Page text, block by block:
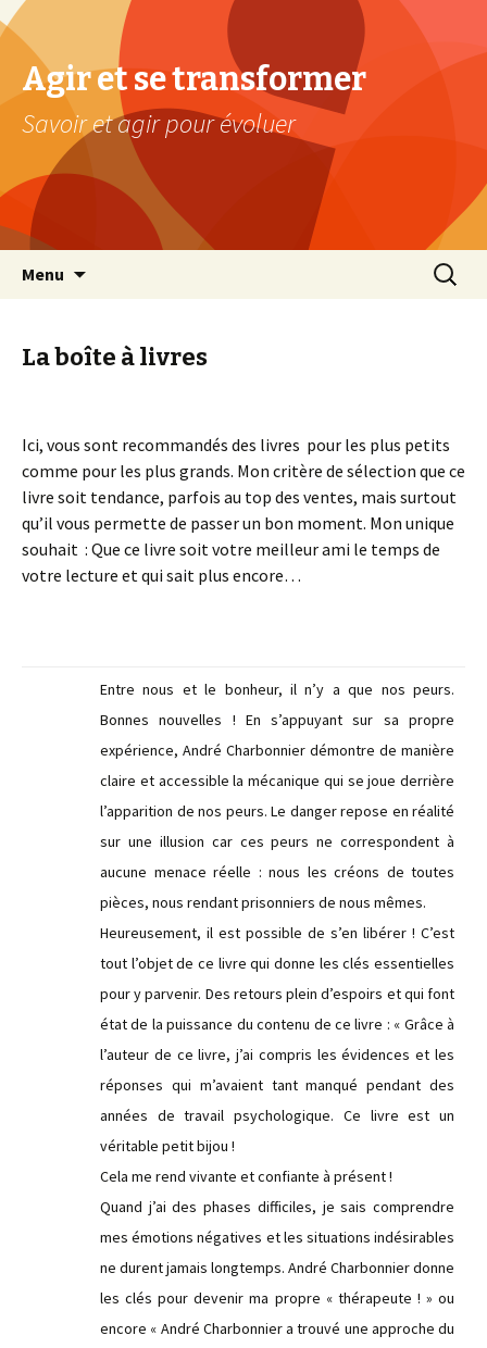
Agir et se transformer
Savoir et agir pour évoluer
Menu
La boîte à livres
Ici, vous sont recommandés des livres pour les plus petits
comme pour les plus grands. Mon critère de sélection que ce
livre soit tendance, parfois au top des ventes, mais surtout
qu’il vous permette de passer un bon moment. Mon unique
souhait : Que ce livre soit votre meilleur ami le temps de
votre lecture et qui sait plus encore…
Entre nous et le bonheur, il n’y a que nos peurs.
Bonnes nouvelles ! En s’appuyant sur sa propre
expérience, André Charbonnier démontre de manière
claire et accessible la mécanique qui se joue derrière
l’apparition de nos peurs. Le danger repose en réalité
sur une illusion car ces peurs ne correspondent à
aucune menace réelle : nous les créons de toutes
pièces, nous rendant prisonniers de nous mêmes.
Heureusement, il est possible de s’en libérer ! C’est
tout l’objet de ce livre qui donne les clés essentielles
pour y parvenir. Des retours plein d’espoirs et qui font
état de la puissance du contenu de ce livre : « Grâce à
l’auteur de ce livre, j’ai compris les évidences et les
réponses qui m’avaient tant manqué pendant des
années de travail psychologique. Ce livre est un
véritable petit bijou !
Cela me rend vivante et confiante à présent !
Quand j’ai des phases difficiles, je sais comprendre
mes émotions négatives et les situations indésirables
ne durent jamais longtemps. André Charbonnier donne
les clés pour devenir ma propre « thérapeute ! » ou
encore « André Charbonnier a trouvé une approche du